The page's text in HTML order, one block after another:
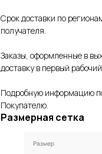
Срок доставки по
получателя.
Заказы, оформленные в
доставку в первый
Подробную информацию
Покупателю.
Размерная сетка